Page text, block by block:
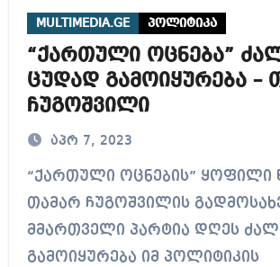
MULTIMEDIA.GE პოლიტიკა
“ქართული ოცნება”
ცუდად გამოიყურება –
ჩუგოშვილი
აპრ 7, 2023
“ქართული ოცნების” ყოფილი წევრის,
თამარ ჩუგოშვილის
მმართველი პარტია დღეს
გამოიყურება იმ პოლიტიკის